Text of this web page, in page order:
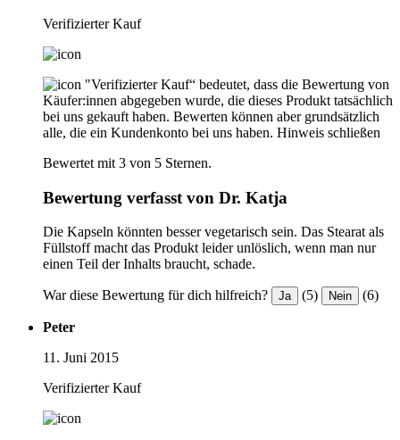
Verifizierter Kauf
"Verifizierter Kauf“ bedeutet, dass die Bewertung von
Käufer:innen abgegeben wurde, die dieses Produkt tatsächlich
bei uns gekauft haben. Bewerten können aber grundsätzlich
alle, die ein Kundenkonto bei uns haben. Hinweis schließen
Bewertet mit 3 von 5 Sternen.
Bewertung verfasst von Dr. Katja
Die Kapseln könnten besser vegetarisch sein. Das Stearat als
Füllstoff macht das Produkt leider unlöslich, wenn man nur
einen Teil der Inhalts braucht, schade.
War diese Bewertung für dich hilfreich? Ja (5) Nein (6)
Peter
11. Juni 2015
Verifizierter Kauf